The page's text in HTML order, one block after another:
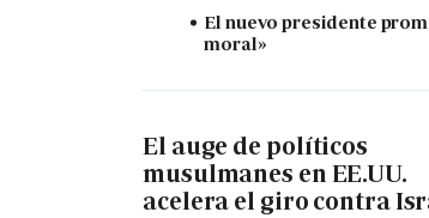
El nuevo presidente
moral»
El auge de políticos
musulmanes en EE.UU.
acelera el giro contra